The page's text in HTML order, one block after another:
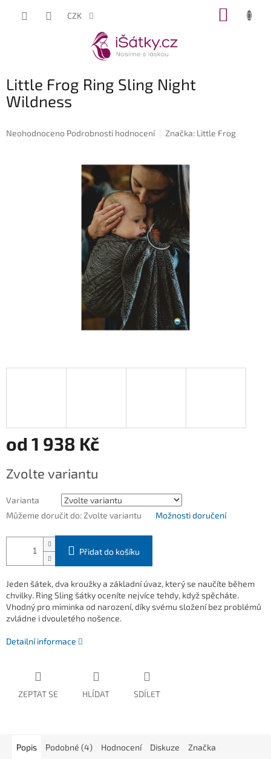
CZK
Little Frog Ring Sling Night
Wildness
Průměrné
Neohodnoceno Podrobnosti hodnocení Značka: Little Frog
od 1 938 Kč
cena:
Zvolte variantu
Varianta
Můžeme doručit do: Zvolte variantu Možnosti doručení
Přidat do košíku
Jeden šátek, dva kroužky a základní úvaz, který se naučíte během
chvilky. Ring Sling šátky oceníte nejvíce tehdy, když spěcháte.
Vhodný pro miminka od narození, díky svému složení bez problémů
zvládne i dvouletého nošence.
Detailní informace
ZEPTAT SE HLÍDAT SDÍLET
Popis Podobné (4) Hodnocení Diskuze Značka